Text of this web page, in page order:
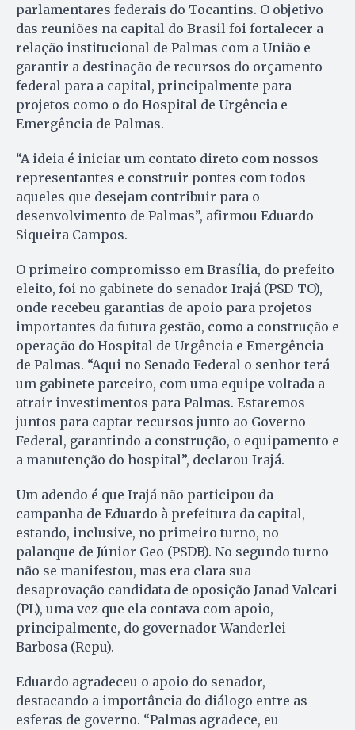
parlamentares federais do Tocantins. O objetivo
das reuniões na capital do Brasil foi fortalecer a
relação institucional de Palmas com a União e
garantir a destinação de recursos do orçamento
federal para a capital, principalmente para
projetos como o do Hospital de Urgência e
Emergência de Palmas.
“A ideia é iniciar um contato direto com nossos
representantes e construir pontes com todos
aqueles que desejam contribuir para o
desenvolvimento de Palmas”, afirmou Eduardo
Siqueira Campos.
O primeiro compromisso em Brasília, do prefeito
eleito, foi no gabinete do senador Irajá (PSD-TO),
onde recebeu garantias de apoio para projetos
importantes da futura gestão, como a construção e
operação do Hospital de Urgência e Emergência
de Palmas. “Aqui no Senado Federal o senhor terá
um gabinete parceiro, com uma equipe voltada a
atrair investimentos para Palmas. Estaremos
juntos para captar recursos junto ao Governo
Federal, garantindo a construção, o equipamento e
a manutenção do hospital”, declarou Irajá.
Um adendo é que Irajá não participou da
campanha de Eduardo à prefeitura da capital,
estando, inclusive, no primeiro turno, no
palanque de Júnior Geo (PSDB). No segundo turno
não se manifestou, mas era clara sua
desaprovação candidata de oposição Janad Valcari
(PL), uma vez que ela contava com apoio,
principalmente, do governador Wanderlei
Barbosa (Repu).
Eduardo agradeceu o apoio do senador,
destacando a importância do diálogo entre as
esferas de governo. “Palmas agradece, eu